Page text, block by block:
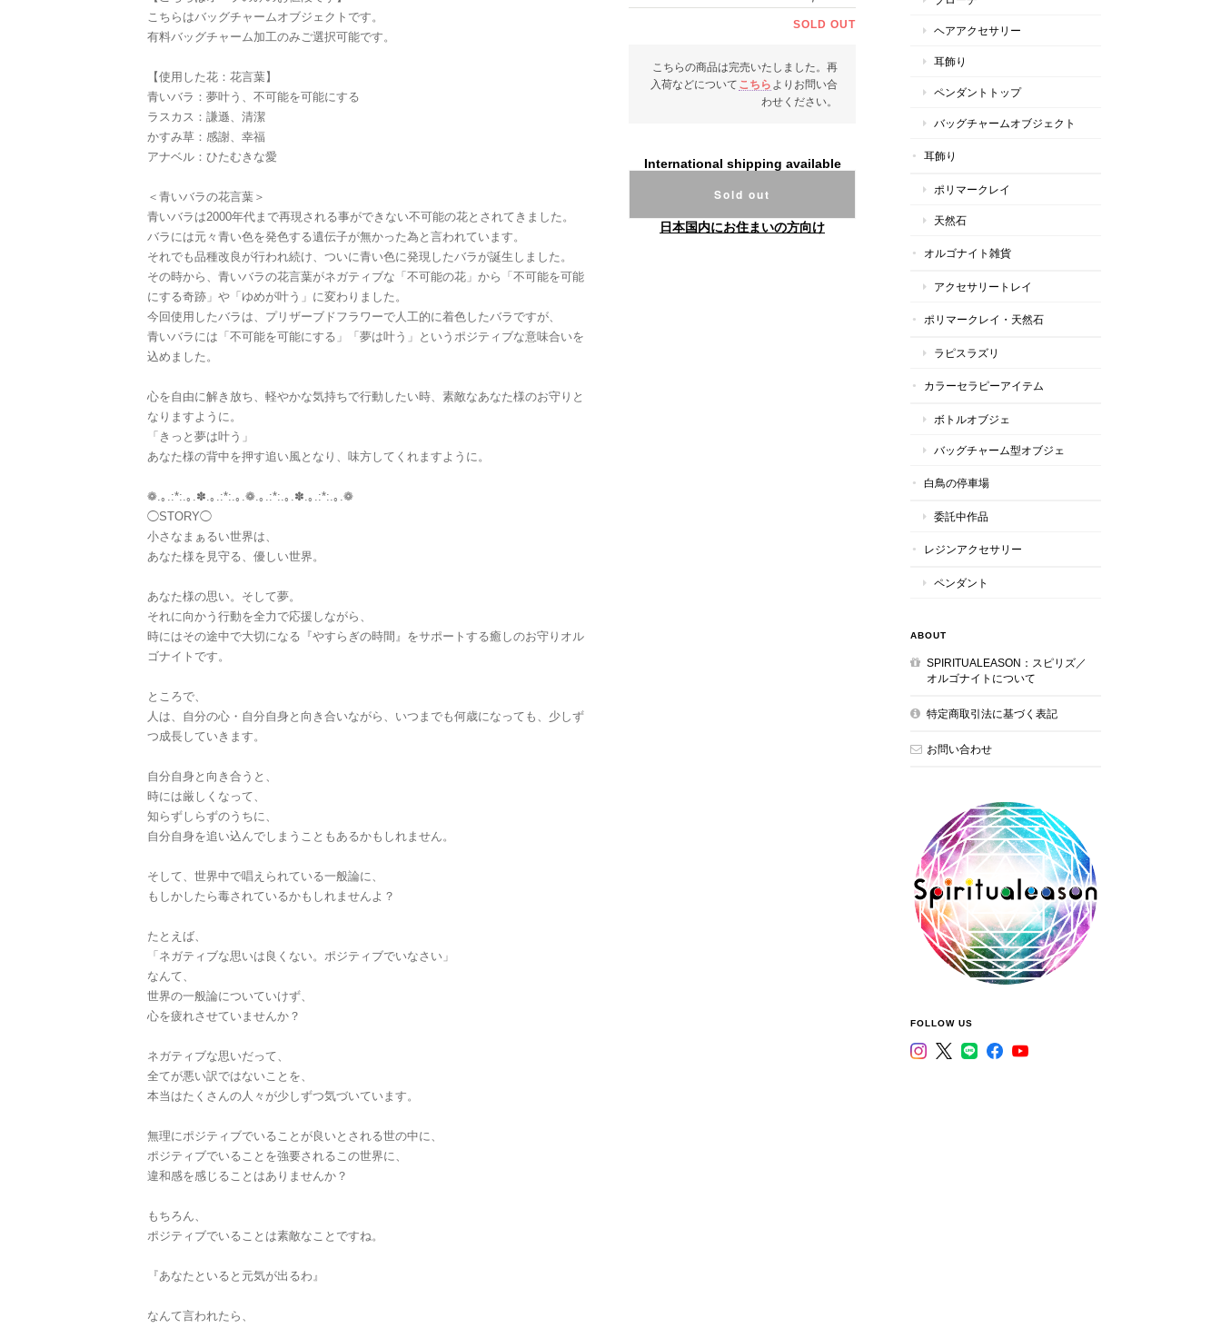
こちらはバッグチャームオブジェクトです。
有料バッグチャーム加工のみご選択可能です。
【使用した花：花言葉】
青いバラ：夢叶う、不可能を可能にする
ラスカス：謙遜、清潔
かすみ草：感謝、幸福
アナベル：ひたむきな愛
＜青いバラの花言葉＞
青いバラは2000年代まで再現される事ができない不可能の花とされてきました。
バラには元々青い色を発色する遺伝子が無かった為と言われています。
それでも品種改良が行われ続け、ついに青い色に発現したバラが誕生しました。
その時から、青いバラの花言葉がネガティブな「不可能の花」から「不可能を可能
にする奇跡」や「ゆめが叶う」に変わりました。
今回使用したバラは、プリザーブドフラワーで人工的に着色したバラですが、
青いバラには「不可能を可能にする」「夢は叶う」というポジティブな意味合いを
込めました。
心を自由に解き放ち、軽やかな気持ちで行動したい時、素敵なあなた様のお守りと
なりますように。
「きっと夢は叶う」
あなた様の背中を押す追い風となり、味方してくれますように。
❁.｡.:*:.｡.✽.｡.:*:.｡.❁.｡.:*:.｡.✽.｡.:*:.｡.❁
◯STORY◯
小さなまぁるい世界は、
あなた様を見守る、優しい世界。
あなた様の思い。そして夢。
それに向かう行動を全力で応援しながら、
時にはその途中で大切になる『やすらぎの時間』をサポートする癒しのお守りオル
ゴナイトです。
ところで、
人は、自分の心・自分自身と向き合いながら、いつまでも何歳になっても、少しず
つ成長していきます。
自分自身と向き合うと、
時には厳しくなって、
知らずしらずのうちに、
自分自身を追い込んでしまうこともあるかもしれません。
そして、世界中で唱えられている一般論に、
もしかしたら毒されているかもしれませんよ？
たとえば、
「ネガティブな思いは良くない。ポジティブでいなさい」
なんて、
世界の一般論についていけず、
心を疲れさせていませんか？
ネガティブな思いだって、
全てが悪い訳ではないことを、
本当はたくさんの人々が少しずつ気づいています。
無理にポジティブでいることが良いとされる世の中に、
ポジティブでいることを強要されるこの世界に、
違和感を感じることはありませんか？
もちろん、
ポジティブでいることは素敵なことですね。
『あなたといると元気が出るわ』
なんて言われたら、
SOLD OUT
こちらの商品は完売いたしました。再
入荷などについて こちら よりお問い合
わせください。
International shipping available
Sold out
日本国内にお住まいの方向け
ヘアアクセサリー
耳飾り
ペンダントトップ
バッグチャームオブジェクト
耳飾り
ポリマークレイ
天然石
オルゴナイト雑貨
アクセサリートレイ
ポリマークレイ・天然石
ラピスラズリ
カラーセラピーアイテム
ボトルオブジェ
バッグチャーム型オブジェ
白鳥の停車場
委託中作品
レジンアクセサリー
ペンダント
ABOUT
SPIRITUALEASON：スピリズ／
オルゴナイトについて
特定商取引法に基づく表記
お問い合わせ
FOLLOW US